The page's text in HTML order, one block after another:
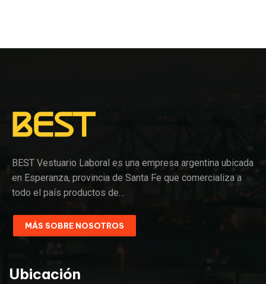
BEST Vestuario Laboral es una empresa argentina ubicada
en Esperanza, provincia de Santa Fe que comercializa a
todo el país productos de…
MÁS SOBRE NOSOTROS
Ubicación